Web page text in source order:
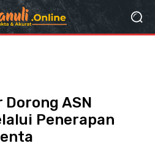
Dorong ASN
Penerapan